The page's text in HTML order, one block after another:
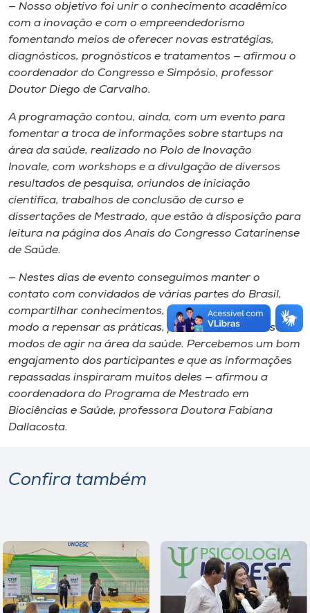
— Nosso objetivo foi unir o conhecimento acadêmico
com a inovação e com o empreendedorismo
fomentando meios de oferecer novas estratégias,
diagnósticos, prognósticos e tratamentos — afirmou o
coordenador do Congresso e Simpósio, professor
Doutor Diego de Carvalho.
A programação contou, ainda, com um evento para
fomentar a troca de informações sobre startups na
área da saúde, realizado no Polo de Inovação
Inovale, com workshops e a divulgação de diversos
resultados de pesquisa, oriundos de iniciação
científica, trabalhos de conclusão de curso e
dissertações de Mestrado, que estão à disposição para
leitura na página dos Anais do Congresso Catarinense
de Saúde.
— Nestes dias de evento conseguimos manter o
contato com convidados de várias partes do Brasil,
compartilhar conhecimentos, ideias e insights, de
modo a repensar as práticas, pensando em novos
modos de agir na área da saúde. Percebemos um bom
engajamento dos participantes e que as informações
repassadas inspiraram muitos deles — afirmou a
coordenadora do Programa de Mestrado em
Biociências e Saúde, professora Doutora Fabiana
Dallacosta.
Confira também